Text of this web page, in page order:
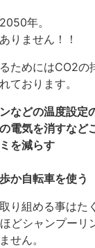
年。
りません！！
ためにはCO2の
ております。
などの温度設定
電気を消すなど
を減らす
か自転車を使う
り組める事はた
どシャンプーリ
せん。